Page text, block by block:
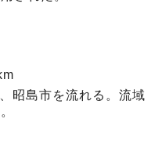
昭島市を流れる。流域